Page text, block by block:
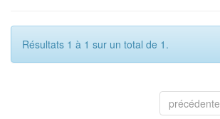
Résultats 1 à 1 sur un total de 1.
précédente